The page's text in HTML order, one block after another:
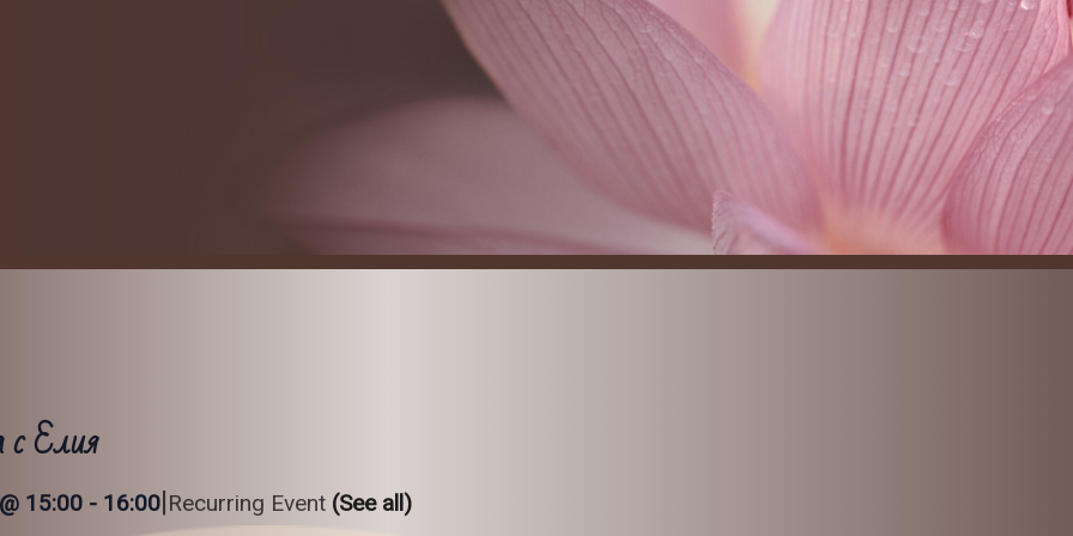
с Елия
15:00- 16:00|Recurring Event (See all)